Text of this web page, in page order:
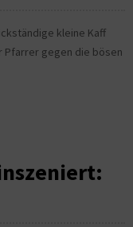
kleine Kaff
Pfarrer gegen die bösen